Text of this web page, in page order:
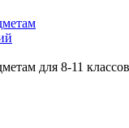
для 8-11 классов